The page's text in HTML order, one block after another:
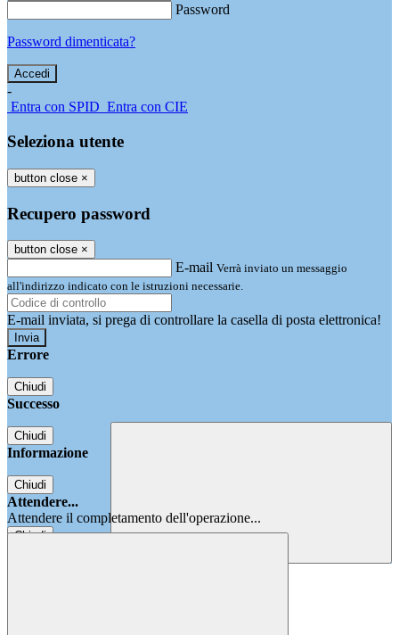
Password
Password dimenticata?
-
Entra con SPID Entra con CIE
Seleziona utente
button close ×
Recupero password
button close ×
E-mail Verrà inviato un messaggio
all'indirizzo indicato con le istruzioni necessarie.
E-mail inviata, si prega di controllare la casella di posta elettronica!
Errore
Chiudi
Successo
Chiudi
Informazione
Chiudi
Attendere...
Attendere il completamento dell'operazione...
Chiudi